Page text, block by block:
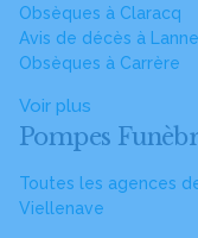
Obsèques à Claracq
Avis de décès à
Obsèques à Carrère
Voir plus
Pompes
Toutes les agences
Viellenave